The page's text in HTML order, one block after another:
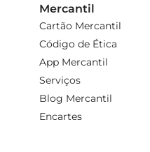
Mercantil
Cartão Mercantil
Código de Ética
App Mercantil
Serviços
Blog Mercantil
Encartes